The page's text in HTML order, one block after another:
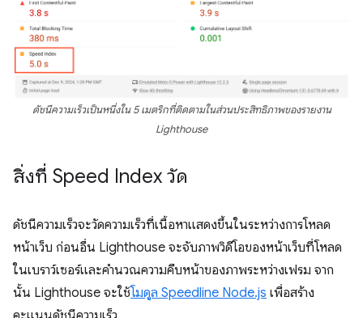
ดัชนีความเร็วเป็นหนึ่งใน 5 เมตริกที่ติดตามในส่วนประสิทธิภาพของรายงาน
Lighthouse
สิ่งที่ Speed Index วัด
ดัชนีความเร็วจะวัดความเร็วที่เนื้อหาแสดงขึ้นในระหว่างการโหลด
หน้าเว็บ ก่อนอื่น Lighthouse จะจับภาพวิดีโอของหน้าเว็บที่โหลด
ในเบราว์เซอร์และคำนวณความคืบหน้าของภาพระหว่างเฟรม จาก
นั้น Lighthouse จะใช้โมดูล Speedline Node.js เพื่อสร้าง